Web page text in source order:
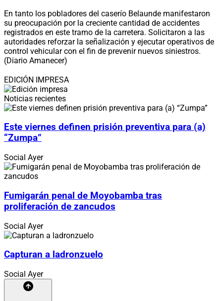
En tanto los pobladores del caserío Belaunde manifestaron
su preocupación por la creciente cantidad de accidentes
registrados en este tramo de la carretera. Solicitaron a las
autoridades reforzar la señalización y ejecutar operativos de
control vehicular con el fin de prevenir nuevos siniestros.
(Diario Amanecer)
EDICIÓN IMPRESA
Noticias recientes
Este viernes definen prisión preventiva para (a)
“Zumpa”
Social Ayer
Fumigarán penal de Moyobamba tras
proliferación de zancudos
Social Ayer
Capturan a ladronzuelo
Social Ayer